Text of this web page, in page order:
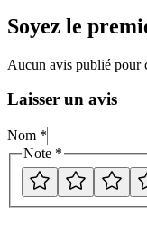
Soyez le
Aucun avis publié pour
Laisser un avis
Nom *
Note *